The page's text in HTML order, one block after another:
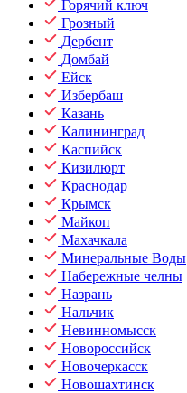
Горячий ключ
Грозный
Дербент
Домбай
Ейск
Избербаш
Казань
Калининград
Каспийск
Кизилюрт
Краснодар
Крымск
Майкоп
Махачкала
Минеральные Воды
Набережные челны
Назрань
Нальчик
Невинномысск
Новороссийск
Новочеркасск
Новошахтинск